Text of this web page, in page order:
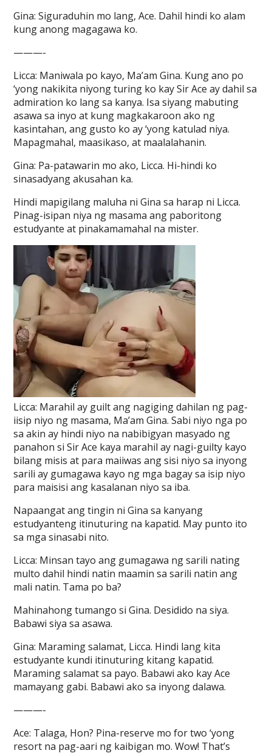
Gina: Siguraduhin mo lang, Ace. Dahil hindi ko alam
kung anong magagawa ko.
———-
Licca: Maniwala po kayo, Ma’am Gina. Kung ano po
‘yong nakikita niyong turing ko kay Sir Ace ay dahil sa
admiration ko lang sa kanya. Isa siyang mabuting
asawa sa inyo at kung magkakaroon ako ng
kasintahan, ang gusto ko ay ‘yong katulad niya.
Mapagmahal, maasikaso, at maalalahanin.
Gina: Pa-patawarin mo ako, Licca. Hi-hindi ko
sinasadyang akusahan ka.
Hindi mapigilang maluha ni Gina sa harap ni Licca.
Pinag-isipan niya ng masama ang paboritong
estudyante at pinakamamahal na mister.
Licca: Marahil ay guilt ang nagiging dahilan ng pag-
iisip niyo ng masama, Ma’am Gina. Sabi niyo nga po
sa akin ay hindi niyo na nabibigyan masyado ng
panahon si Sir Ace kaya marahil ay nagi-guilty kayo
bilang misis at para maiiwas ang sisi niyo sa inyong
sarili ay gumagawa kayo ng mga bagay sa isip niyo
para maisisi ang kasalanan niyo sa iba.
Napaangat ang tingin ni Gina sa kanyang
estudyanteng itinuturing na kapatid. May punto ito
sa mga sinasabi nito.
Licca: Minsan tayo ang gumagawa ng sarili nating
multo dahil hindi natin maamin sa sarili natin ang
mali natin. Tama po ba?
Mahinahong tumango si Gina. Desidido na siya.
Babawi siya sa asawa.
Gina: Maraming salamat, Licca. Hindi lang kita
estudyante kundi itinuturing kitang kapatid.
Maraming salamat sa payo. Babawi ako kay Ace
mamayang gabi. Babawi ako sa inyong dalawa.
———-
Ace: Talaga, Hon? Pina-reserve mo for two ‘yong
resort na pag-aari ng kaibigan mo. Wow! That’s